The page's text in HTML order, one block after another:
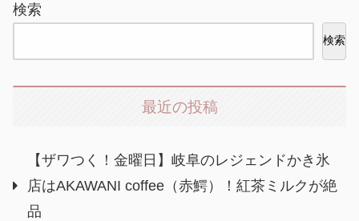
検索
検索
最近の投稿
【ザワつく！金曜日】岐阜のレジェンドかき氷
店はAKAWANI coffee（赤鰐）！紅茶ミルクが絶
品